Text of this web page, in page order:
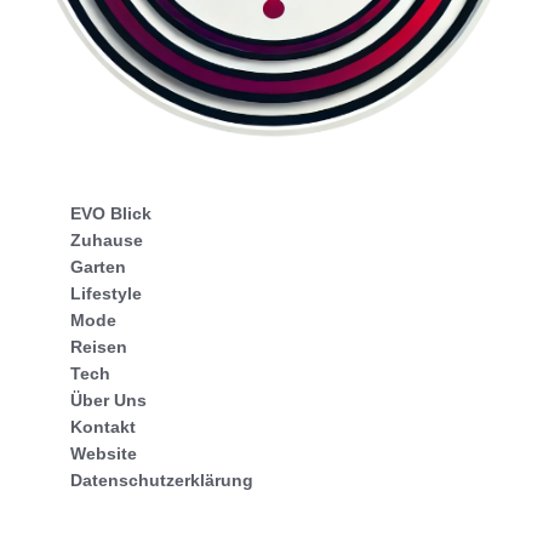
EVO Blick
Zuhause
Garten
Lifestyle
Mode
Reisen
Tech
Über Uns
Kontakt
Website
Datenschutzerklärung